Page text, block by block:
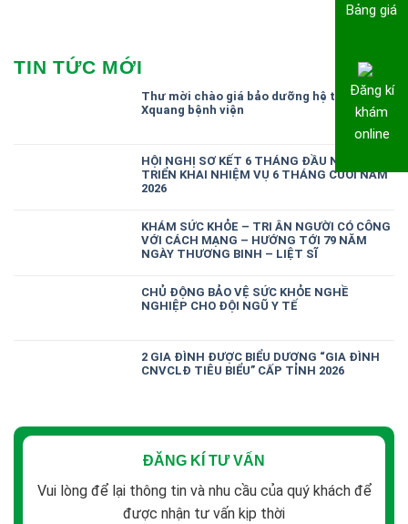
TIN TỨC MỚI
Thư mời chào giá bảo dưỡng hệ thống
Xquang bệnh viện
HỘI NGHỊ SƠ KẾT 6 THÁNG ĐẦU NĂM,
TRIỂN KHAI NHIỆM VỤ 6 THÁNG CUỐI NĂM
2026
KHÁM SỨC KHỎE – TRI ÂN NGƯỜI CÓ CÔNG
VỚI CÁCH MẠNG – HƯỚNG TỚI 79 NĂM
NGÀY THƯƠNG BINH – LIỆT SĨ
CHỦ ĐỘNG BẢO VỆ SỨC KHỎE NGHỀ
NGHIỆP CHO ĐỘI NGŨ Y TẾ
2 GIA ĐÌNH ĐƯỢC BIỂU DƯƠNG “GIA ĐÌNH
CNVCLĐ TIÊU BIỂU” CẤP TỈNH 2026
ĐĂNG KÍ TƯ VẤN
Vui lòng để lại thông tin và nhu cầu của quý khách để
được nhận tư vấn kịp thời
Bảng giá
Đăng kí
khám
online